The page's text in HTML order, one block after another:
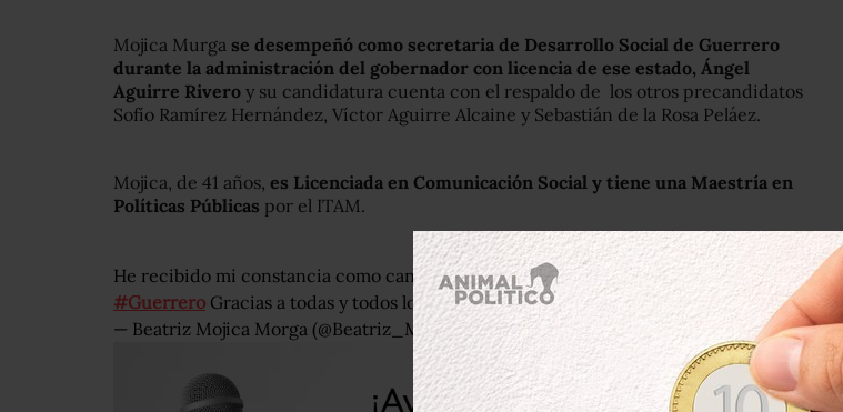
Mojica Murga se desempeñó como secretaria de Desarrollo Social de Guerrero
durante la administración del gobernador con licencia de ese estado, Ángel
Aguirre Rivero y su candidatura cuenta con el respaldo de los otros precandidatos
Sofío Ramírez Hernández, Víctor Aguirre Alcaine y Sebastián de la Rosa Peláez.
Mojica, de 41 años, es Licenciada en Comunicación Social y tiene una Maestría en
Políticas Públicas por el ITAM.
He recibido mi constancia como candidata del@PRDmexico a la gubernatura de
#Guerrero Gracias a todas y todos los…http://t.co/G1W45Hyewx
— Beatriz Mojica Morga (@Beatriz_Mojica) febrero 16, 2015